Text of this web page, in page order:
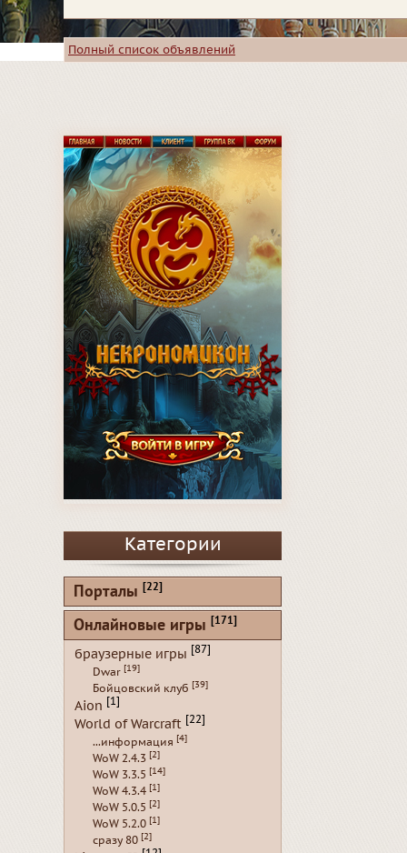
Полный список объявлений
Категории
Порталы [22]
Онлайновые игры [171]
браузерные игры [87]
Dwar [19]
Бойцовский клуб [39]
Aion [1]
World of Warcraft [22]
...информация [4]
WoW 2.4.3 [2]
WoW 3.3.5 [14]
WoW 4.3.4 [1]
WoW 5.0.5 [2]
WoW 5.2.0 [1]
сразу 80 [2]